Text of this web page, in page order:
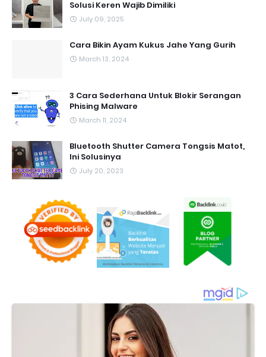
Solusi Keren Wajib Dimiliki
July 09, 2025
Cara Bikin Ayam Kukus Jahe Yang Gurih
March 13, 2024
3 Cara Sederhana Untuk Blokir Serangan
Phising Malware
March 11, 2024
Bluetooth Shutter Camera Tongsis Matot,
Ini Solusinya
July 20, 2023